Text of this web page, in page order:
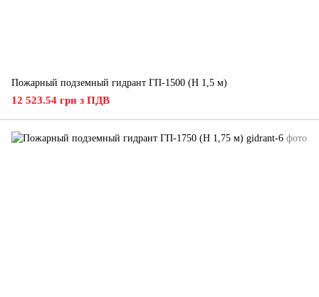
Пожарный подземный гидрант ГП-1500 (H 1,5 м)
12 523.54 грн з ПДВ